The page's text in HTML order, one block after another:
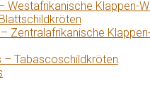
Westafrikanische Klappen-
Zentralafrikanische
– Tabascoschildkröten